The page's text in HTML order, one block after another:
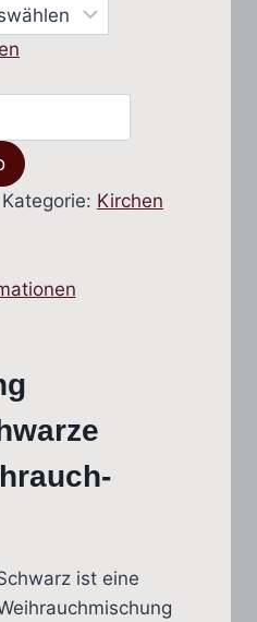
Kategorie: Kirchen
ist eine